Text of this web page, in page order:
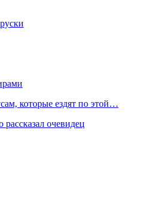
которые ездят по этой…
очевидец